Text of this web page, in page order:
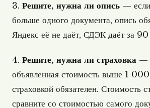
3. Решите, нужна ли опись — если
больше одного документа, опись
Яндекс её не даёт, СДЭК даёт за
4. Решите, нужна ли страховка —
объявленная стоимость выше 1
страховкой обязателен. Стоимость
сравните со стоимостью самого